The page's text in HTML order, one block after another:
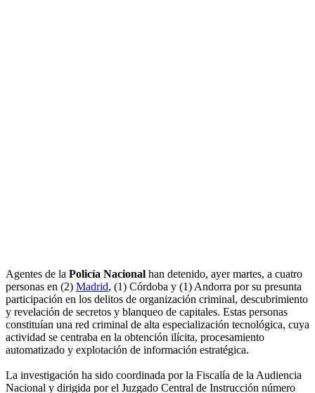
Agentes de la Policía Nacional han detenido, ayer martes, a cuatro
personas en (2) Madrid, (1) Córdoba y (1) Andorra por su presunta
participación en los delitos de organización criminal, descubrimiento
y revelación de secretos y blanqueo de capitales. Estas personas
constituían una red criminal de alta especialización tecnológica, cuya
actividad se centraba en la obtención ilícita, procesamiento
automatizado y explotación de información estratégica.
La investigación ha sido coordinada por la Fiscalía de la Audiencia
Nacional y dirigida por el Juzgado Central de Instrucción número